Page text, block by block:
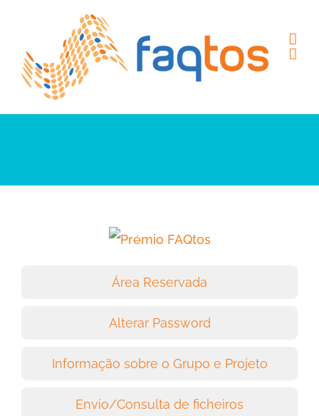
content
Área Reservada
Alterar Password
Informação sobre o Grupo e Projeto
Envio/Consulta de ficheiros